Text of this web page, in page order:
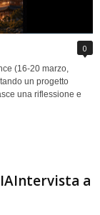
0
(16-20 marzo,
un progetto
una riflessione e
a